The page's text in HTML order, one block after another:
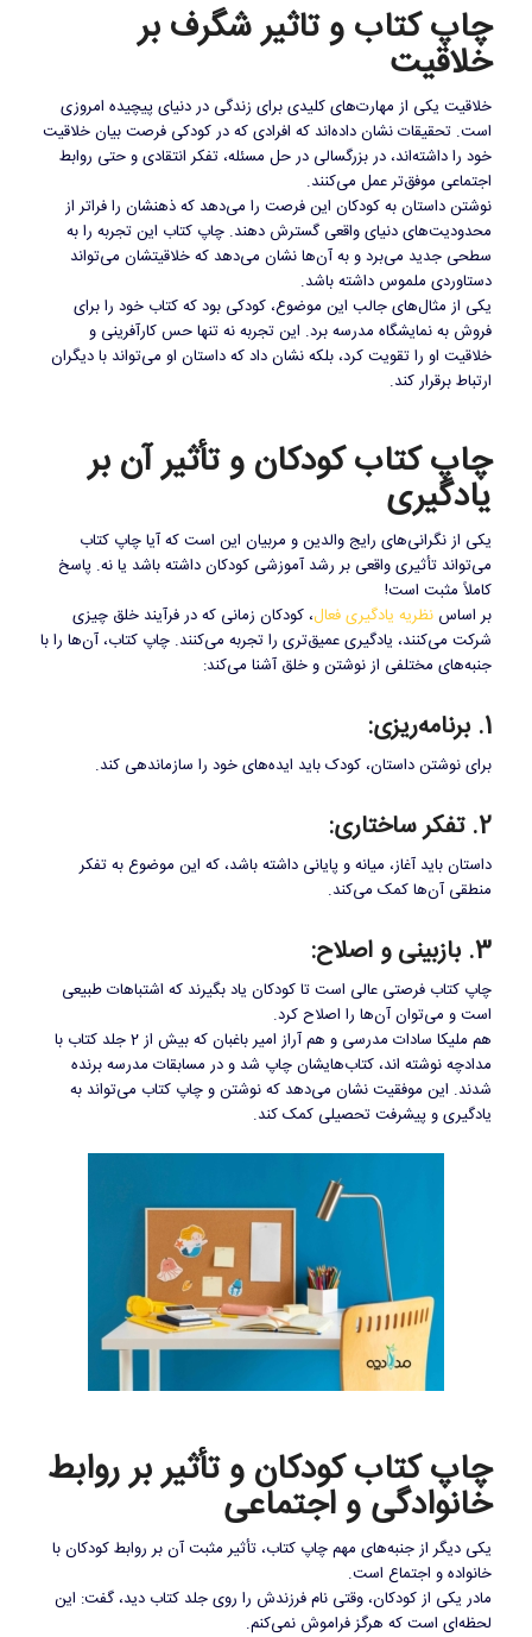
چاپ کتاب و تاثیر شگرف بر
خلاقیت
خلاقیت یکی از مهارت‌های کلیدی برای زندگی در دنیای پیچیده امروزی
است. تحقیقات نشان داده‌اند که افرادی که در کودکی فرصت بیان خلاقیت
خود را داشته‌اند، در بزرگسالی در حل مسئله، تفکر انتقادی و حتی روابط
اجتماعی موفق‌تر عمل می‌کنند.
نوشتن داستان به کودکان این فرصت را می‌دهد که ذهنشان را فراتر از
محدودیت‌های دنیای واقعی گسترش دهند. چاپ کتاب این تجربه را به
سطحی جدید می‌برد و به آن‌ها نشان می‌دهد که خلاقیتشان می‌تواند
دستاوردی ملموس داشته باشد.
یکی از مثال‌های جالب این موضوع، کودکی بود که کتاب خود را برای
فروش به نمایشگاه مدرسه برد. این تجربه نه تنها حس کارآفرینی و
خلاقیت او را تقویت کرد، بلکه نشان داد که داستان او می‌تواند با دیگران
ارتباط برقرار کند.
چاپ کتاب‌ کودکان و تأثیر آن بر
یادگیری
یکی از نگرانی‌های رایج والدین و مربیان این است که آیا چاپ کتاب
می‌تواند تأثیری واقعی بر رشد آموزشی کودکان داشته باشد یا نه. پاسخ
کاملاً مثبت است!
بر اساس نظریه یادگیری فعال، کودکان زمانی که در فرآیند خلق چیزی
شرکت می‌کنند، یادگیری عمیق‌تری را تجربه می‌کنند. چاپ کتاب، آن‌ها را با
جنبه‌های مختلفی از نوشتن و خلق آشنا می‌کند:
1. برنامه‌ریزی:
برای نوشتن داستان، کودک باید ایده‌های خود را سازماندهی کند.
2. تفکر ساختاری:
داستان باید آغاز، میانه و پایانی داشته باشد، که این موضوع به تفکر
منطقی آن‌ها کمک می‌کند.
3. بازبینی و اصلاح:
چاپ کتاب فرصتی عالی است تا کودکان یاد بگیرند که اشتباهات طبیعی
است و می‌توان آن‌ها را اصلاح کرد.
هم ملیکا سادات مدرسی و هم آراز امیر باغبان که بیش از 2 جلد کتاب با
مدادچه نوشته اند، کتاب‌هایشان چاپ شد و در مسابقات مدرسه برنده
شدند. این موفقیت نشان می‌دهد که نوشتن و چاپ کتاب می‌تواند به
یادگیری و پیشرفت تحصیلی کمک کند.
چاپ کتاب کودکان و تأثیر بر روابط
خانوادگی و اجتماعی
یکی دیگر از جنبه‌های مهم چاپ کتاب، تأثیر مثبت آن بر روابط کودکان با
خانواده و اجتماع است.
مادر یکی از کودکان، وقتی نام فرزندش را روی جلد کتاب دید، گفت: این
لحظه‌ای است که هرگز فراموش نمی‌کنم.